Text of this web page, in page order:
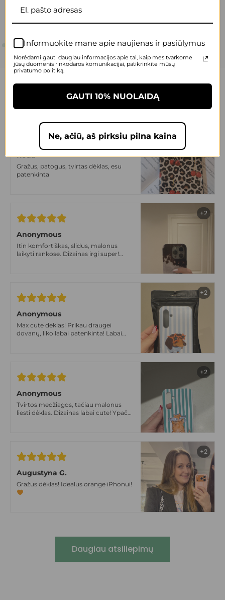
20,000+ patenkintų klientų.
Reda
Gražus, patogus, tvirtas dėklas, esu
patenkinta
Anonymous
Itin komfortiškas, slidus, malonus
laikyti rankose. Dizainas irgi super!
+2
Anonymous
Max cute dėklas! Prikau draugei
dovanų, liko labai patenkinta! Labai
+2
Anonymous
Tvirtos medžiagos, tačiau malonus
liesti dėklas. Dizainas labai cute! Ypač
+2
Augustyna G.
Gražus dėklas! Idealus orange iPhonui!
+2
Daugiau atsiliepimų
Informuokite mane apie naujienas ir pasiūlymus
Norėdami gauti daugiau informacijos apie tai, kaip mes tvarkome
jūsų duomenis rinkodaros komunikacijai, patikrinkite mūsų
privatumo politiką.
GAUTI 10% NUOLAIDĄ
Ne, ačiū, aš pirksiu pilna kaina